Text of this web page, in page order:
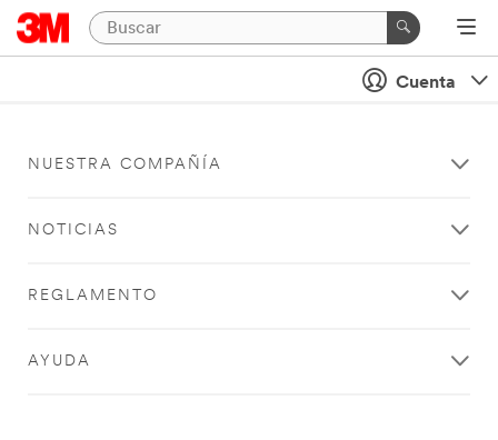
Cuenta
NUESTRA COMPAÑÍA
NOTICIAS
REGLAMENTO
AYUDA